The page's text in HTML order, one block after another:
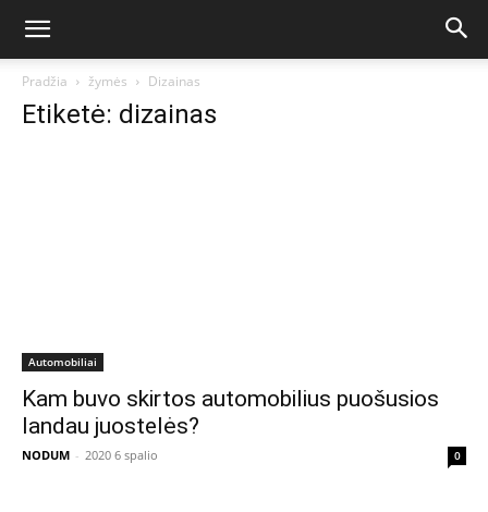
Pradžia žymės Dizainas
Etiketė: dizainas
Automobiliai
Kam buvo skirtos automobilius puošusios
landau juostelės?
NODUM - 2020 6 spalio 0